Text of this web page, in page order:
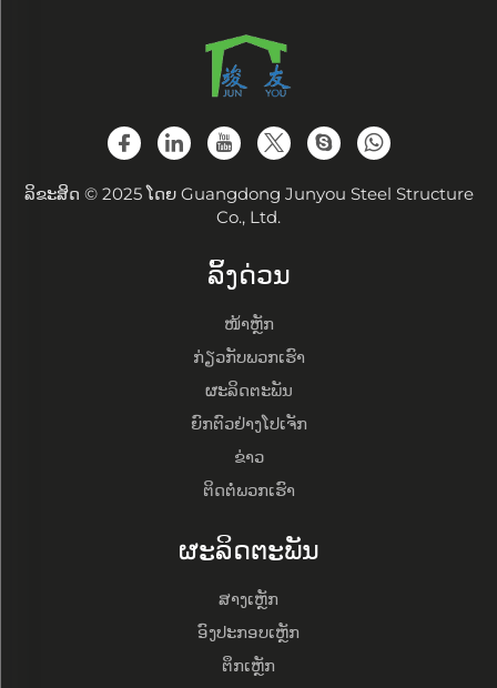
ລິຂະສິດ © 2025 ໂດຍ Guangdong Junyou Steel Structure
Co., Ltd.
ລິ້ງດ່ວນ
ໜ້າຫຼັກ
ກ່ຽວກັບພວກເຮົາ
ຜະລິດຕະພັນ
ຍົກຕົວຢ່າງໂປເຈັກ
ຂ່າວ
ຕິດຕໍ່ພວກເຮົາ
ຜະລິດຕະພັນ
ສາງເຫຼັກ
ອົງປະກອບເຫຼັກ
ຕຶກເຫຼັກ